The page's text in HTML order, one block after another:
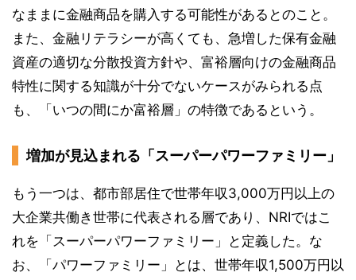
なままに金融商品を購入する可能性があるとのこと。
また、金融リテラシーが高くても、急増した保有金融
資産の適切な分散投資方針や、富裕層向けの金融商品
特性に関する知識が十分でないケースがみられる点
も、「いつの間にか富裕層」の特徴であるという。
増加が見込まれる「スーパーパワーファミリー」
もう一つは、都市部居住で世帯年収3,000万円以上の
大企業共働き世帯に代表される層であり、NRIではこ
れを「スーパーパワーファミリー」と定義した。な
お、「パワーファミリー」とは、世帯年収1,500万円以